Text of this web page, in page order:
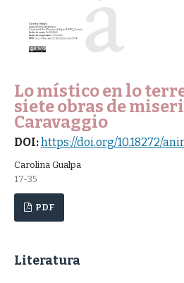
Lo místico en lo
siete obras de
Caravaggio
DOI:https://doi.org/10.18272/
Carolina Gualpa
17-35
PDF
Literatura